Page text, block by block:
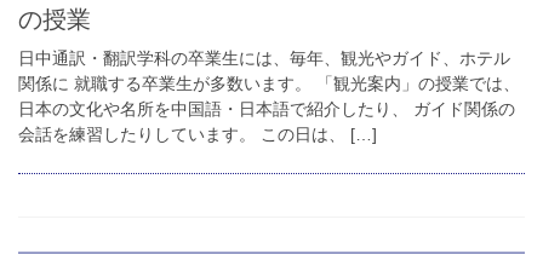
の授業
日中通訳・翻訳学科の卒業生には、毎年、観光やガイド、ホテル
関係に 就職する卒業生が多数います。 「観光案内」の授業では、
日本の文化や名所を中国語・日本語で紹介したり、 ガイド関係の
会話を練習したりしています。 この日は、 […]